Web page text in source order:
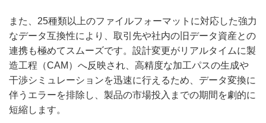
また、25種類以上のファイルフォーマットに対応した強力
なデータ互換性により、取引先や社内の旧データ資産との
連携も極めてスムーズです。設計変更がリアルタイムに製
造工程（CAM）へ反映され、高精度な加工パスの生成や
干渉シミュレーションを迅速に行えるため、データ変換に
伴うエラーを排除し、製品の市場投入までの期間を劇的に
短縮します。